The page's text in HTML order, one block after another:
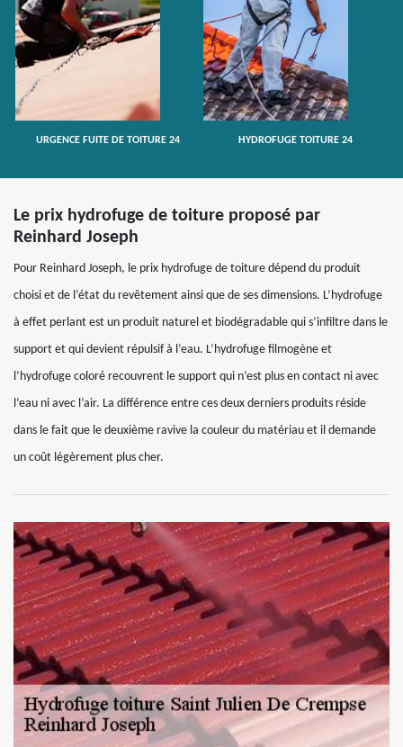
URGENCE FUITE DE TOITURE 24 HYDROFUGE TOITURE 24
Le prix hydrofuge de toiture proposé par
Reinhard Joseph
Pour Reinhard Joseph, le prix hydrofuge de toiture dépend du produit
choisi et de l’état du revêtement ainsi que de ses dimensions. L’hydrofuge
à effet perlant est un produit naturel et biodégradable qui s’infiltre dans le
support et qui devient répulsif à l’eau. L’hydrofuge filmogène et
l’hydrofuge coloré recouvrent le support qui n’est plus en contact ni avec
l’eau ni avec l’air. La différence entre ces deux derniers produits réside
dans le fait que le deuxième ravive la couleur du matériau et il demande
un coût légèrement plus cher.